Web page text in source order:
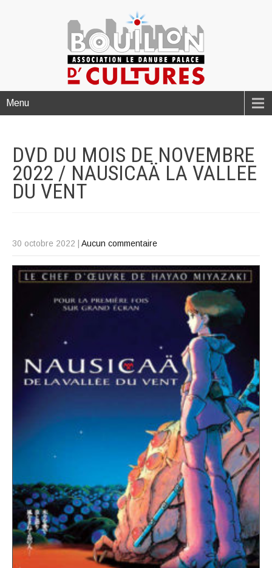
Menu
DVD DU MOIS DE NOVEMBRE
2022 / NAUSICAÄ LA VALLEE
DU VENT
30 octobre 2022 Aucun commentaire